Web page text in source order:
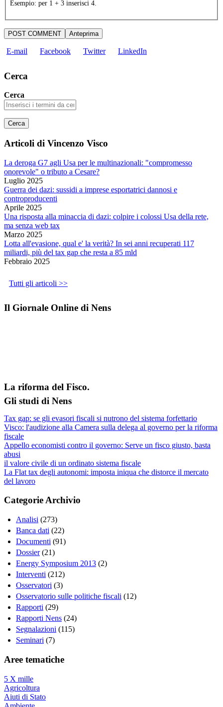
Esempio: per 1 + 3 inserisci 4.
E-mail Facebook Twitter LinkedIn
Cerca
Cerca
Articoli di Vincenzo Visco
La deroga G7 agli Usa per le multinazionali: "compromesso
onorevole" o tributo a Cesare?
Luglio 2025
Guerra dei dazi: sussidi a imprese esportatrici dannosi e
controproducenti
Aprile 2025
Una risposta alla minaccia di dazi: colpire i colossi Usa della rete,
ma senza web tax
Marzo 2025
Lotta all'evasione, qual e' la verità? In sei anni recuperati 117
miliardi, più del tax gap che resta a 85 mld
Febbraio 2025
Tutti gli articoli >>
Il Giornale Online di Nens
La riforma del Fisco.
Gli studi di Nens
Tax gap: se gli evasori fiscali si nutrono del sistema forfettario
Visco: l'audizione alla Camera sulla delega al governo per la riforma
fiscale
Appello economisti contro il governo: Serve un fisco giusto, basta
abusi
il valore civile di un ordinato sistema fiscale
La Flat tax degli autonomi: imposta iniqua che distorce il mercato
del lavoro
Categorie Archivio
Analisi (273)
Banca dati (22)
Documenti (91)
Dossier (21)
Energy Symposium 2013 (2)
Interventi (212)
Osservatori (3)
Osservatorio sulle politiche fiscali (12)
Rapporti (29)
Rapporti Nens (24)
Segnalazioni (115)
Seminari (7)
Aree tematiche
5 X mille
Agricoltura
Aiuti di Stato